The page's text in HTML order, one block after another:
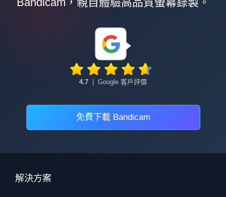
4.7 Google 客戶評價
免費下載 Bandicam
解決方案